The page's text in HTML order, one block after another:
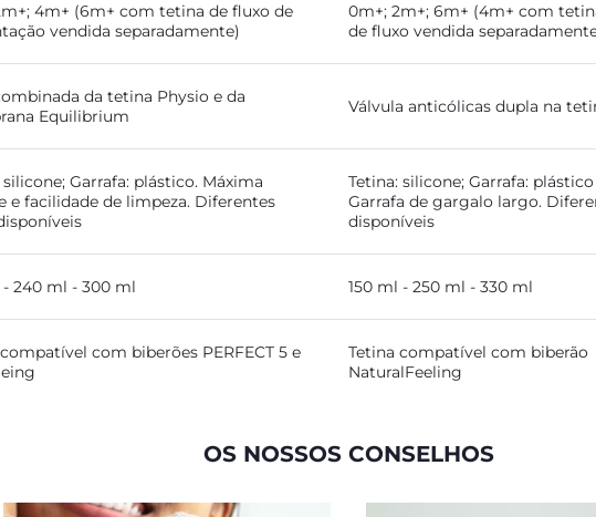
4m+ (6m+ com tetina de fluxo de
vendida separadamente)
0m+; 2m+; 6m+ (4m+ com
de fluxo vendida
da tetina Physio e da
Equilibrium
Válvula anticólicas dupla na
silicone; Garrafa: plástico. Máxima
e facilidade de limpeza. Diferentes
Tetina: silicone; Garrafa:
Garrafa de gargalo largo.
disponíveis
- 240 ml - 300 ml 150 ml - 250 ml - 330 ml
com biberões PERFECT 5 e
Tetina compatível com biberão
NaturalFeeling
OS NOSSOS CONSELHOS